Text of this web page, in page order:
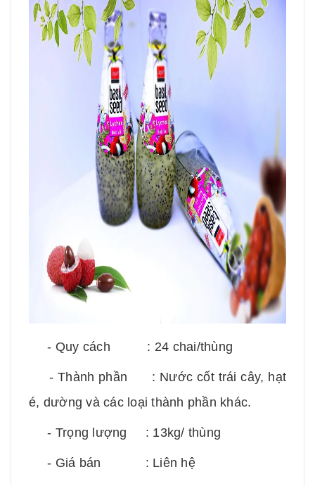
- Quy cách : 24 chai/thùng
- Thành phần : Nước cốt trái cây, hạt
é, dường và các loại thành phần khác.
- Trọng lượng : 13kg/ thùng
- Giá bán : Liên hệ